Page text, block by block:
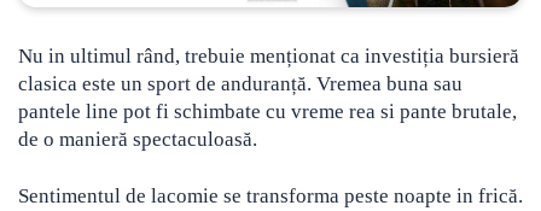
Nu in ultimul rând, trebuie menționat ca investiția bursieră
clasica este un sport de anduranță. Vremea buna sau
pantele line pot fi schimbate cu vreme rea si pante brutale,
de o manieră spectaculoasă.
Sentimentul de lacomie se transforma peste noapte in frică.